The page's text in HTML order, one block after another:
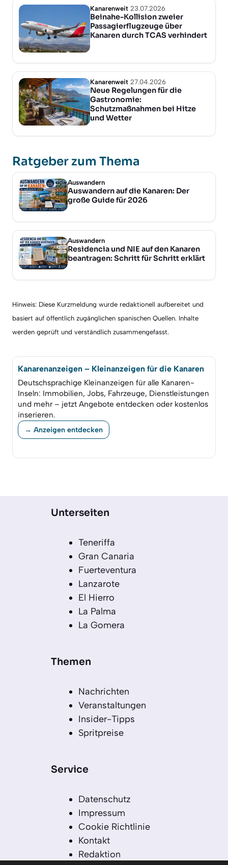
Kanarenweit 23.07.2026
Beinahe-Kollision zweier
Passagierflugzeuge über
Kanaren durch TCAS verhindert
Kanarenweit 27.04.2026
Neue Regelungen für die
Gastronomie:
Schutzmaßnahmen bei Hitze
und Wetter
Ratgeber zum Thema
Auswandern
Auswandern auf die Kanaren: Der
große Guide für 2026
Auswandern
Residencia und NIE auf den Kanaren
beantragen: Schritt für Schritt erklärt
Hinweis: Diese Kurzmeldung wurde redaktionell aufbereitet und
basiert auf öffentlich zugänglichen spanischen Quellen. Inhalte
werden geprüft und verständlich zusammengefasst.
Kanarenanzeigen – Kleinanzeigen für die Kanaren
Deutschsprachige Kleinanzeigen für alle Kanaren-
Inseln: Immobilien, Jobs, Fahrzeuge, Dienstleistungen
und mehr – jetzt Angebote entdecken oder kostenlos
inserieren.
→ Anzeigen entdecken
Unterseiten
Teneriffa
Gran Canaria
Fuerteventura
Lanzarote
El Hierro
La Palma
La Gomera
Themen
Nachrichten
Veranstaltungen
Insider-Tipps
Spritpreise
Service
Datenschutz
Impressum
Cookie Richtlinie
Kontakt
Redaktion